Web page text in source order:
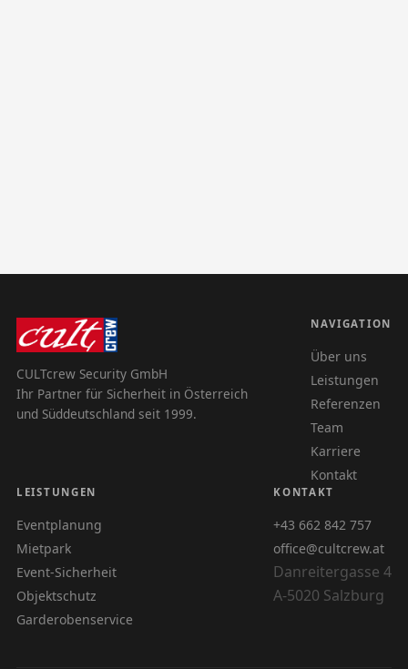
CULTcrew Security GmbH
Ihr Partner für Sicherheit in Österreich
und Süddeutschland seit 1999.
NAVIGATION
Über uns
Leistungen
Referenzen
Team
Karriere
Kontakt
LEISTUNGEN
Eventplanung
Mietpark
Event-Sicherheit
Objektschutz
Garderobenservice
KONTAKT
+43 662 842 757
office@cultcrew.at
Danreitergasse 4
A-5020 Salzburg